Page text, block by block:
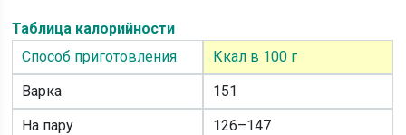
Таблица калорийности
Способ приготовления
Ккал в 100 г
Варка
151
На пару
126–147